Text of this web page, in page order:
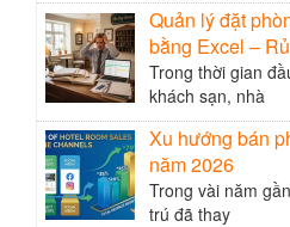
Quản lý đặt
bằng Excel –
Trong thời gian
khách sạn, nhà
Xu hướng bán
năm 2026
Trong vài năm
trú đã thay